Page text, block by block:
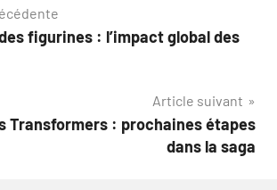
figurines : l’impact global des
Article suivant
Transformers : prochaines étapes
dans la saga